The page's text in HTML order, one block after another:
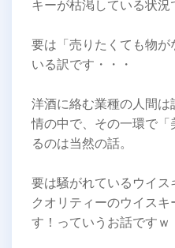
キーが枯渇している状況
要は「売りたくても物
いる訳です・・・
洋酒に絡む業種の人間
情の中で、その一環で
るのは当然の話。
要は騒がれているウイ
クオリティーのウイス
す！っていうお話ですｗ